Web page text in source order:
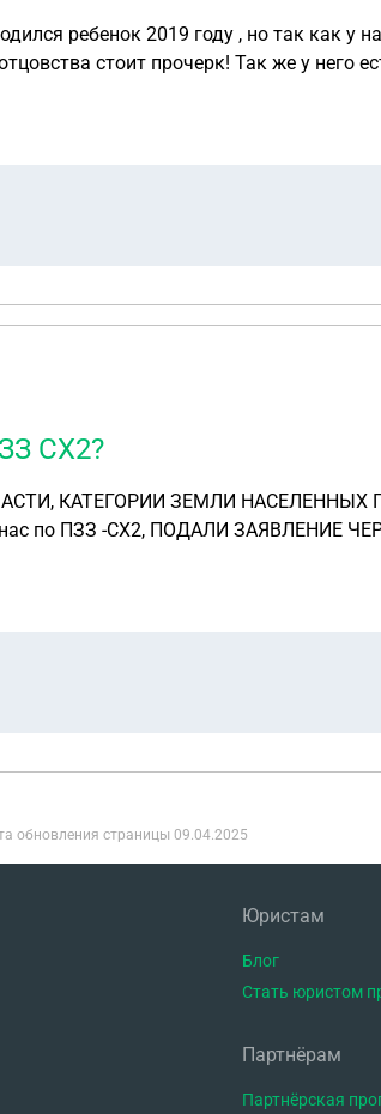
ребенок 2019 году , но так как у
отцовство и в дальнейшем
СХ2?
КАТЕГОРИИ ЗЕМЛИ
по ПЗЗ -СХ2, ПОДАЛИ ЗАЯВЛЕНИЕ
ВОТ ТАКОЙ ОТВЕТ. ЧТО МНЕ
обновления страницы 09.04.2025
Юристам
Блог
Стать юристом
Партнёрам
Партнёрская